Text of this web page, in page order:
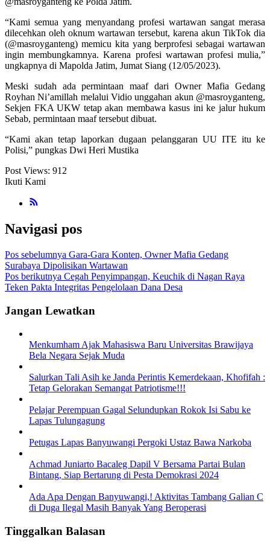
“Kami semua yang menyandang profesi wartawan sangat merasa
dilecehkan oleh oknum wartawan tersebut, karena akun TikTok dia
(@masroyganteng) memicu kita yang berprofesi sebagai wartawan
ingin membungkamnya. Karena profesi wartawan profesi mulia,”
ungkapnya di Mapolda Jatim, Jumat Siang (12/05/2023).
Meski sudah ada permintaan maaf dari Owner Mafia Gedang
Royhan Ni’amillah melalui Vidio unggahan akun @masroyganteng,
Sekjen FKA UKW tetap akan membawa kasus ini ke jalur hukum
Sebab, permintaan maaf tersebut dibuat.
“Kami akan tetap laporkan dugaan pelanggaran UU ITE itu ke
Polisi,” pungkas Dwi Heri Mustika
Post Views: 912
Ikuti Kami
Navigasi pos
Pos sebelumnya Gara-Gara Konten, Owner Mafia Gedang
Surabaya Dipolisikan Wartawan
Pos berikutnya Cegah Penyimpangan, Keuchik di Nagan Raya
Teken Pakta Integritas Pengelolaan Dana Desa
Jangan Lewatkan
Menkumham Ajak Mahasiswa Baru Universitas Brawijaya
Bela Negara Sejak Muda
Salurkan Tali Asih ke Janda Perintis Kemerdekaan, Khofifah :
Tetap Gelorakan Semangat Patriotisme!!!
Pelajar Perempuan Gagal Selundupkan Rokok Isi Sabu ke
Lapas Tulungagung
Petugas Lapas Banyuwangi Pergoki Ustaz Bawa Narkoba
Achmad Juniarto Bacaleg Dapil V Bersama Partai Bulan
Bintang, Siap Bertarung di Pesta Demokrasi 2024
Ada Apa Dengan Banyuwangi,! Aktivitas Tambang Galian C
di Duga Ilegal Masih Banyak Yang Beroperasi
Tinggalkan Balasan